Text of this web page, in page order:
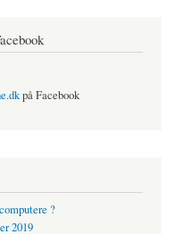
på Facebook
?
2019